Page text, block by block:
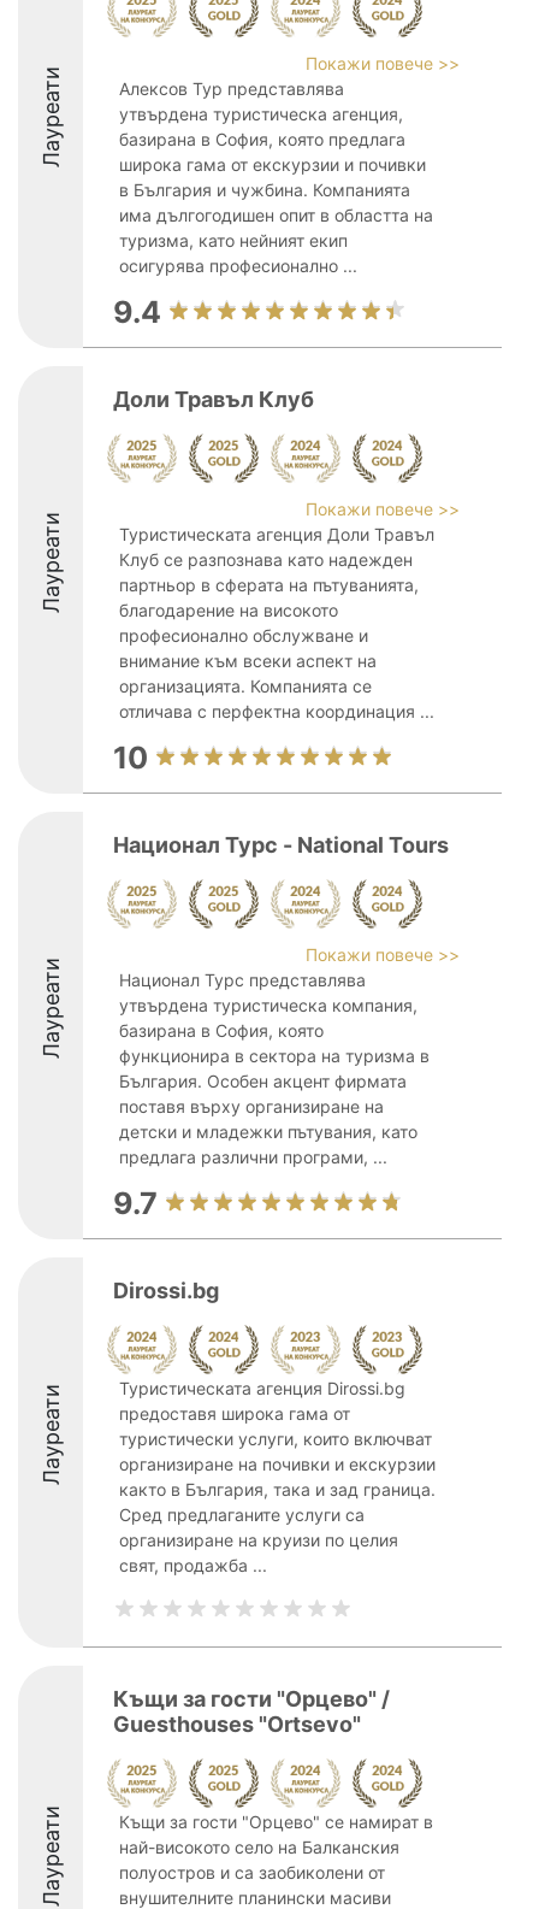
Лауреати
Покажи повече >>
Алексов Тур представлява
утвърдена туристическа агенция,
базирана в София, която предлага
широка гама от екскурзии и почивки
в България и чужбина. Компанията
има дългогодишен опит в областта на
туризма, като нейният екип
осигурява професионално ...
9.4
Лауреати
Доли Травъл Клуб
Покажи повече >>
Туристическата агенция Доли Травъл
Клуб се разпознава като надежден
партньор в сферата на пътуванията,
благодарение на високото
професионално обслужване и
внимание към всеки аспект на
организацията. Компанията се
отличава с перфектна координация ...
10
Лауреати
Национал Турс - National Tours
Покажи повече >>
Национал Турс представлява
утвърдена туристическа компания,
базирана в София, която
функционира в сектора на туризма в
България. Особен акцент фирмата
поставя върху организиране на
детски и младежки пътувания, като
предлага различни програми, ...
9.7
Лауреати
Dirossi.bg
Туристическата агенция Dirossi.bg
предоставя широка гама от
туристически услуги, които включват
организиране на почивки и екскурзии
както в България, така и зад граница.
Сред предлаганите услуги са
организиране на круизи по целия
свят, продажба ...
Лауреати
Къщи за гости "Орцево" /
Guesthouses "Ortsevo"
Къщи за гости "Орцево" се намират в
най-високото село на Балканския
полуостров и са заобиколени от
внушителните планински масиви